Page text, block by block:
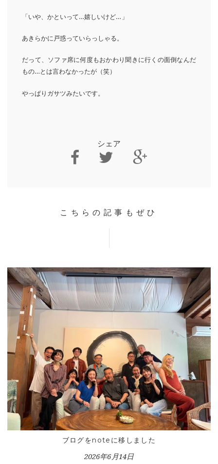
「いや、かといって…嬉しいけど…」
あきらかに戸惑っていらっしゃる。
だって、ソファ席に何度もおかわり聞きに行くの面倒なんだ
もの…とは言わなかったが（笑）
やっぱりガサツみたいです。
シェア
こちらの記事もぜひ
ブログをnoteに移しました
2026年6月14日